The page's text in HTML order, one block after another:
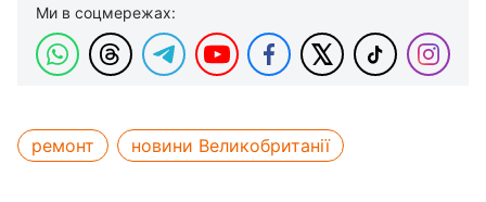
Ми в соцмережах:
ремонт новини Великобританії